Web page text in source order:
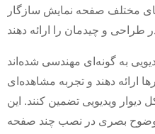
مختلف صفحه نمایش سازگار
به گونه‌ای مهندسی شده‌اند
ارائه دهند و تجربه مشاهده‌ای
دیوار ویدیویی تضمین کنند. این
وضوح بصری در نصب چند صفحه